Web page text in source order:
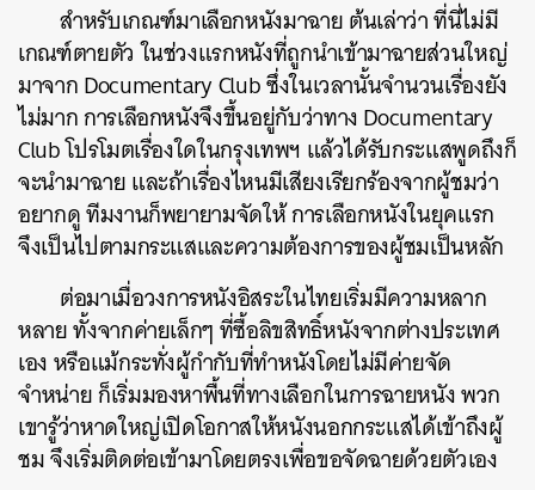
สำหรับเกณฑ์มาเลือกหนังมาฉาย ต้นเล่าว่า ที่นี่ไม่มี
เกณฑ์ตายตัว ในช่วงแรกหนังที่ถูกนำเข้ามาฉายส่วนใหญ่
มาจาก Documentary Club ซึ่งในเวลานั้นจำนวนเรื่องยัง
ไม่มาก การเลือกหนังจึงขึ้นอยู่กับว่าทาง Documentary
Club โปรโมตเรื่องใดในกรุงเทพฯ แล้วได้รับกระแสพูดถึงก็
จะนำมาฉาย และถ้าเรื่องไหนมีเสียงเรียกร้องจากผู้ชมว่า
อยากดู ทีมงานก็พยายามจัดให้ การเลือกหนังในยุคแรก
จึงเป็นไปตามกระแสและความต้องการของผู้ชมเป็นหลัก
ต่อมาเมื่อวงการหนังอิสระในไทยเริ่มมีความหลาก
หลาย ทั้งจากค่ายเล็กๆ ที่ซื้อลิขสิทธิ์หนังจากต่างประเทศ
เอง หรือแม้กระทั่งผู้กำกับที่ทำหนังโดยไม่มีค่ายจัด
จำหน่าย ก็เริ่มมองหาพื้นที่ทางเลือกในการฉายหนัง พวก
เขารู้ว่าหาดใหญ่เปิดโอกาสให้หนังนอกกระแสได้เข้าถึงผู้
ชม จึงเริ่มติดต่อเข้ามาโดยตรงเพื่อขอจัดฉายด้วยตัวเอง